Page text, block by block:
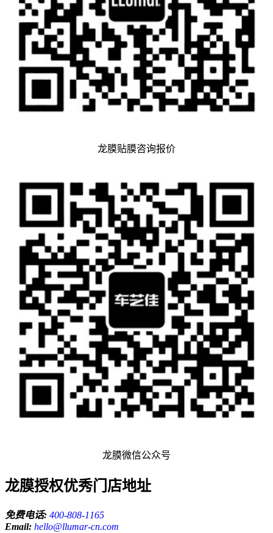
龙膜贴膜咨询报价
龙膜微信公众号
龙膜授权优秀门店地址
免费电话: 400-808-1165
Email: hello@llumar-cn.com